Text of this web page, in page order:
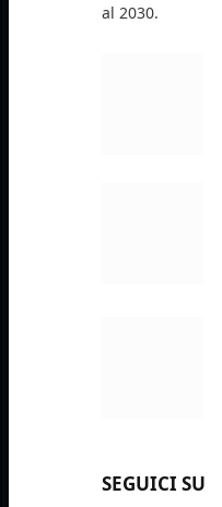
al 2030.
SEGUICI SU